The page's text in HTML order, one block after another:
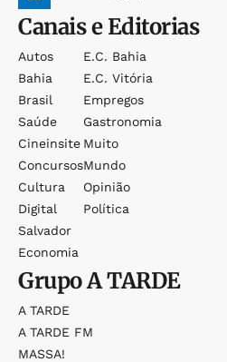
Canais e Editorias
Autos
Bahia
Brasil
Saúde
Cineinsite
Concursos
Cultura
Digital
Salvador
Economia
E.c. Bahia
E.c. Vitória
Empregos
Gastronomia
Muito
Mundo
Opinião
Política
GrupoA TARDE
A TARDE
A TARDE FM
MASSA!